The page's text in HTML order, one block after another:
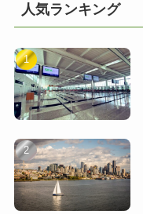
人気ランキング